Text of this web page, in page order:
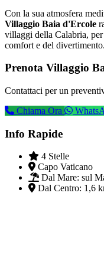
Con la sua atmosfera
Villaggio Baia d'Ercole
villaggi della Calabria,
comfort e del divertimento.
Prenota Villaggio
Contattaci per un
Chiama Ora
Info Rapide
4 Stelle
Capo Vaticano
Dal Mare: sul
Dal Centro: 1,6